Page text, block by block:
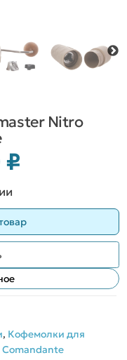
Nitro
₽
, Кофемолки для
Comandante